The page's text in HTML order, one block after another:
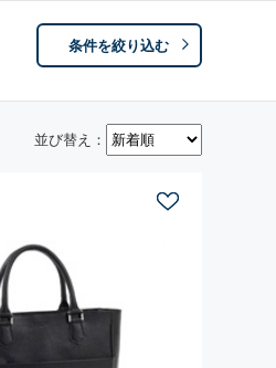
条件を絞り込む
並び替え：